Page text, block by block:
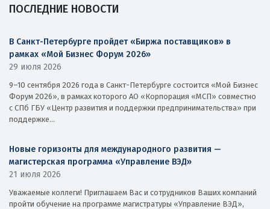
ПОСЛЕДНИЕ НОВОСТИ
В Санкт-Петербурге пройдет «Биржа поставщиков» в
рамках «Мой Бизнес Форум 2026»
29 июля 2026
9–10 сентября 2026 года в Санкт-Петербурге состоится «Мой Бизнес
Форум 2026», в рамках которого АО «Корпорация «МСП» совместно
с СПб ГБУ «Центр развития и поддержки предпринимательства» при
поддержке...
Новые горизонты для международного развития —
магистерская программа «Управление ВЭД»
21 июля 2026
Уважаемые коллеги! Приглашаем Вас и сотрудников Ваших компаний
пройти обучение на программе магистратуры «Управление ВЭД»,